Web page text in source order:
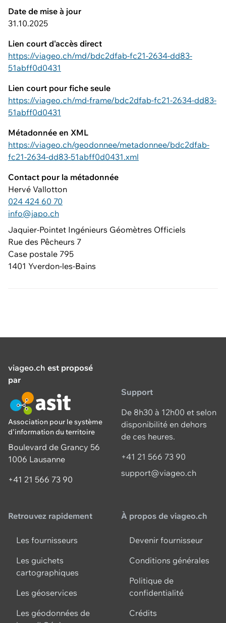
Date de mise à jour
31.10.2025
Lien court d'accès direct
https://viageo.ch/md/bdc2dfab-fc21-2634-dd83-
51abff0d0431
Lien court pour fiche seule
https://viageo.ch/md-frame/bdc2dfab-fc21-2634-dd83-
51abff0d0431
Métadonnée en XML
https://viageo.ch/geodonnee/metadonnee/bdc2dfab-
fc21-2634-dd83-51abff0d0431.xml
Contact pour la métadonnée
Hervé Vallotton
024 424 60 70
info@japo.ch
Jaquier-Pointet Ingénieurs Géomètres Officiels
Rue des Pêcheurs 7
Case postale 795
1401 Yverdon-les-Bains
viageo.ch est proposé
par
Association pour le système
d'information du territoire
Boulevard de Grancy 56
1006 Lausanne
+41 21 566 73 90
Support
De 8h30 à 12h00 et selon
disponibilité en dehors
de ces heures.
+41 21 566 73 90
support@viageo.ch
Retrouvez rapidement
Les fournisseurs
Les guichets
cartographiques
Les géoservices
Les géodonnées de
À propos de viageo.ch
Devenir fournisseur
Conditions générales
Politique de
confidentialité
Crédits